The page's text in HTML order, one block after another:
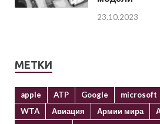
23.10.2023
МЕТКИ
apple ATP Google microsoft
WTA
Авиация Армии мира